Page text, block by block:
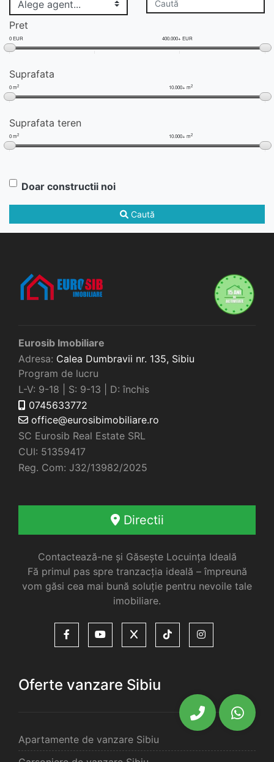
Pret
0 EUR 400.000+ EUR
Suprafata
0 m2 10.000+ m2
Suprafata teren
0 m2 10.000+ m2
Doar constructii noi
Caută
Eurosib Imobiliare
Adresa: Calea Dumbravii nr. 135, Sibiu
Program de lucru
L-V: 9-18 | S: 9-13 | D: închis
0745633772
office@eurosibimobiliare.ro
SC Eurosib Real Estate SRL
CUI: 51359417
Reg. Com: J32/13982/2025
Directii
Contactează-ne și Găsește Locuința Ideală
Fă primul pas spre tranzacția ideală – împreună
vom găsi cea mai bună soluție pentru nevoile tale
imobiliare.
Oferte vanzare Sibiu
Apartamente de vanzare Sibiu